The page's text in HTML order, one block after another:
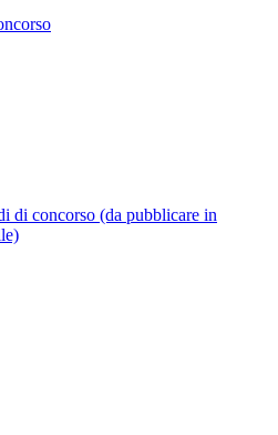
di concorso (da pubblicare in